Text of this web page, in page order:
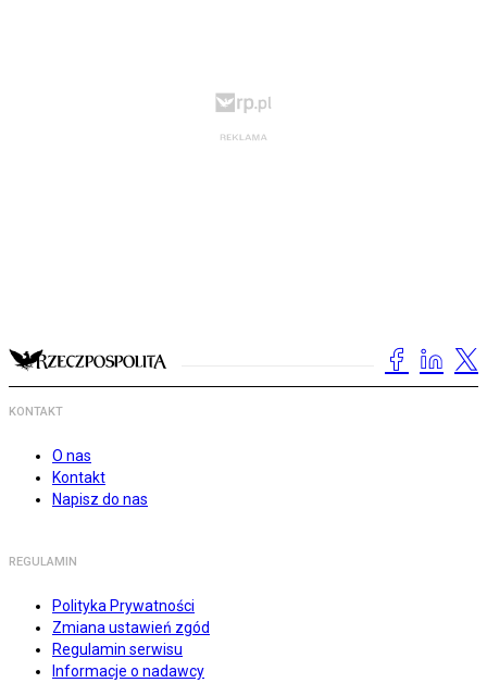
KONTAKT
O nas
Kontakt
Napisz do nas
REGULAMIN
Polityka Prywatności
Zmiana ustawień zgód
Regulamin serwisu
Informacje o nadawcy